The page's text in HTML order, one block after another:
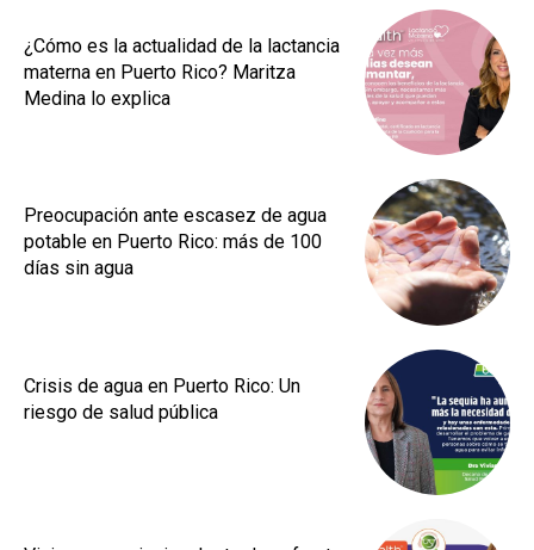
¿Cómo es la actualidad de la lactancia
materna en Puerto Rico? Maritza
Medina lo explica
Preocupación ante escasez de agua
potable en Puerto Rico: más de 100
días sin agua
Crisis de agua en Puerto Rico: Un
riesgo de salud pública